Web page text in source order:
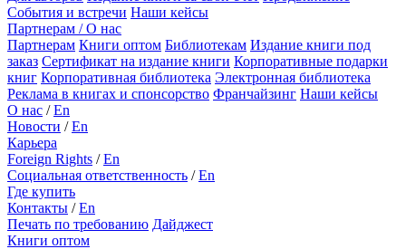
События и встречи Наши кейсы
Партнерам / О нас
Партнерам Книги оптом Библиотекам Издание книги под
заказ Сертификат на издание книги Корпоративные подарки
книг Корпоративная библиотека Электронная библиотека
Реклама в книгах и спонсорство Франчайзинг Наши кейсы
О нас /En
Новости /En
Карьера
Foreign Rights /En
Социальная ответственность /En
Где купить
Контакты /En
Печать по требованию Дайджест
Книги оптом